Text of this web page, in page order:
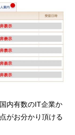
内有数のIT企業か
がお分かり頂ける